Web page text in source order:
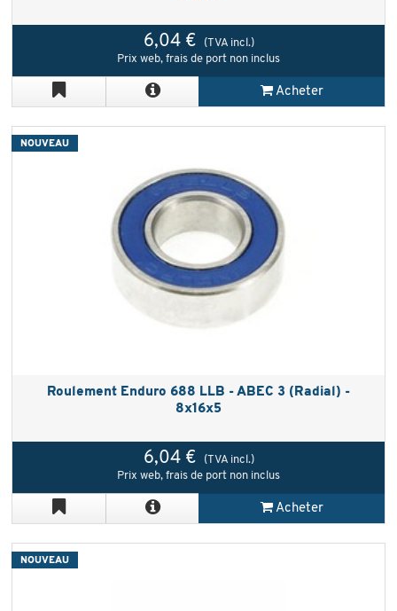
6,04 €
(TVA incl.)
Prix web, frais de port non inclus
Acheter
Roulement Enduro 688 LLB - ABEC 3 (Radial) -
8x16x5
6,04 €
(TVA incl.)
Prix web, frais de port non inclus
Acheter
NOUVEAU
NOUVEAU